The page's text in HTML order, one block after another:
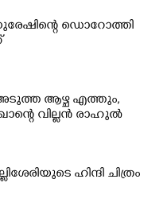
ഡൊറോത്തി
ആഴ്ച എത്തും,
വില്ലൻ രാഹുൽ
ഹിന്ദി ചിത്രം